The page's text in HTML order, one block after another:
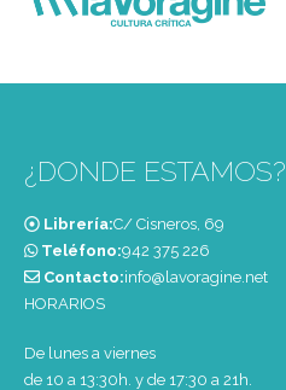
¿DONDE ESTAMOS?
Librería:C/ Cisneros, 69
Teléfono:‭942 375 226‬
Contacto:info@lavoragine.net
HORARIOS
De lunes a viernes
de 10 a 13:30h. y de 17:30 a 21h.